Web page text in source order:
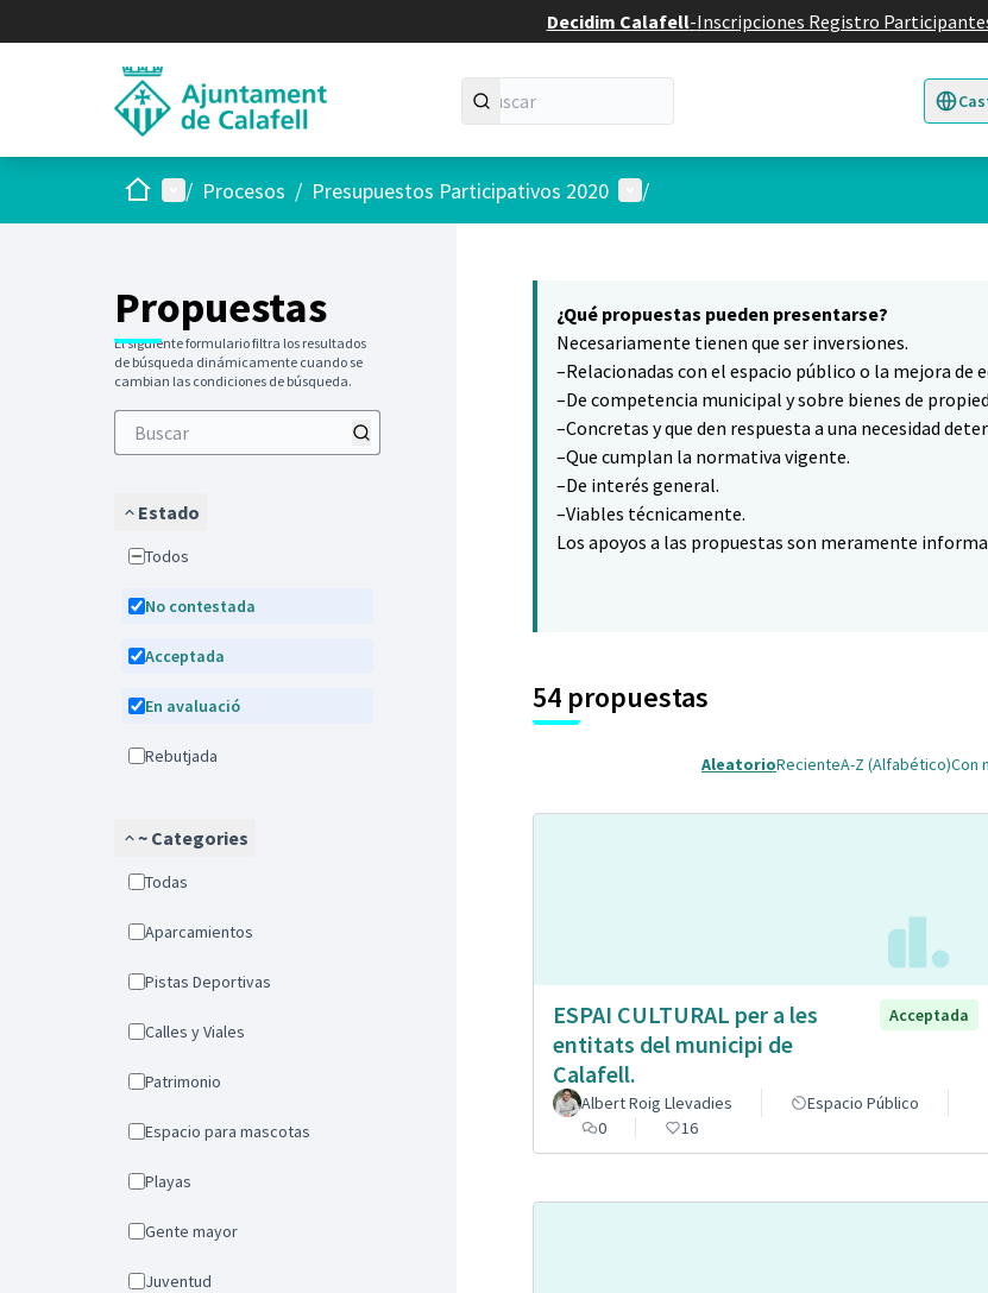
Decidim Calafell-Inscripciones Registro
Triar
InicioMenú principal
/ Procesos / Presupuestos Participativos 2020 Menú de usuario
/
Propuestas
El siguiente formulario filtra los resultados
de búsqueda dinámicamente cuando se
cambian las condiciones de búsqueda.
Estado
Todos
No contestada
Acceptada
En avaluació
Rebutjada
~ Categories
Todas
Aparcamientos
Pistas Deportivas
Calles y Viales
Patrimonio
Espacio para mascotas
Playas
Gente mayor
Juventud
¿Qué propuestas pueden presentarse?
Necesariamente tienen que ser inversiones.
–Relacionadas con el espacio público o la mejora de
–De competencia municipal y sobre bienes de
–Concretas y que den respuesta a una necesidad
–Que cumplan la normativa vigente.
–De interés general.
–Viables técnicamente.
Los apoyos a las propuestas son meramente
54 propuestas
AleatorioRecienteA-Z (Alfabético)Con
ESPAI CULTURAL per a les
entitats del municipi de
Calafell.
Acceptada
Albert Roig Llevadies
Espacio Público
0
16